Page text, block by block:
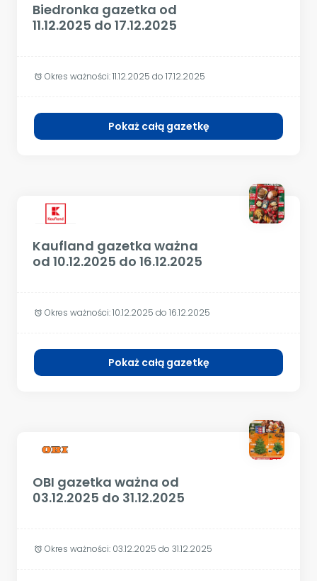
Biedronka gazetka od
11.12.2025 do 17.12.2025
alarm Okres ważności:11.12.2025 do 17.12.2025
Pokaż całą gazetkę
Kaufland gazetka ważna
od 10.12.2025 do 16.12.2025
alarm Okres ważności:10.12.2025 do 16.12.2025
Pokaż całą gazetkę
OBI gazetka ważna od
03.12.2025 do 31.12.2025
alarm Okres ważności: 03.12.2025 do 31.12.2025